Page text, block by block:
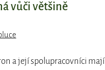
vůči většině
a její spolupracovníci mají